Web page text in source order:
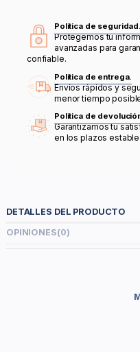
Política de seguridad.
Protegemos tu
avanzadas para
confiable.
Política de entrega.
Envíos rápidos y
menor tiempo
Política de
Garantizamos tu
en los plazos
DETALLES DEL PRODUCTO
OPINIONES(0)